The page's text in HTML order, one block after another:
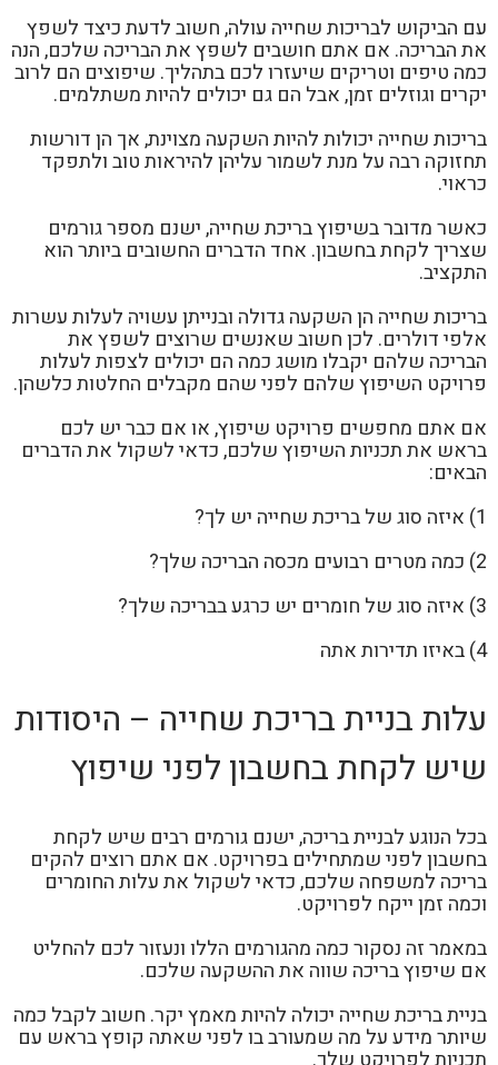
עם הביקוש לבריכות שחייה עולה, חשוב לדעת כיצד לשפץ
את הבריכה. אם אתם חושבים לשפץ את הבריכה שלכם, הנה
כמה טיפים וטריקים שיעזרו לכם בתהליך. שיפוצים הם לרוב
יקרים וגוזלים זמן, אבל הם גם יכולים להיות משתלמים.
בריכות שחייה יכולות להיות השקעה מצוינת, אך הן דורשות
תחזוקה רבה על מנת לשמור עליהן להיראות טוב ולתפקד
כראוי.
כאשר מדובר בשיפוץ בריכת שחייה, ישנם מספר גורמים
שצריך לקחת בחשבון. אחד הדברים החשובים ביותר הוא
התקציב.
בריכות שחייה הן השקעה גדולה ובנייתן עשויה לעלות עשרות
אלפי דולרים. לכן חשוב שאנשים שרוצים לשפץ את
הבריכה שלהם יקבלו מושג כמה הם יכולים לצפות לעלות
פרויקט השיפוץ שלהם לפני שהם מקבלים החלטות כלשהן.
אם אתם מחפשים פרויקט שיפוץ, או אם כבר יש לכם
בראש את תכניות השיפוץ שלכם, כדאי לשקול את הדברים
הבאים:
1) איזה סוג של בריכת שחייה יש לך?
2) כמה מטרים רבועים מכסה הבריכה שלך?
3) איזה סוג של חומרים יש כרגע בבריכה שלך?
4) באיזו תדירות אתה
עלות בניית בריכת שחייה – היסודות
שיש לקחת בחשבון לפני שיפוץ
בכל הנוגע לבניית בריכה, ישנם גורמים רבים שיש לקחת
בחשבון לפני שמתחילים בפרויקט. אם אתם רוצים להקים
בריכה למשפחה שלכם, כדאי לשקול את עלות החומרים
וכמה זמן ייקח לפרויקט.
במאמר זה נסקור כמה מהגורמים הללו ונעזור לכם להחליט
אם שיפוץ בריכה שווה את ההשקעה שלכם.
בניית בריכת שחייה יכולה להיות מאמץ יקר. חשוב לקבל כמה
שיותר מידע על מה שמעורב בו לפני שאתה קופץ בראש עם